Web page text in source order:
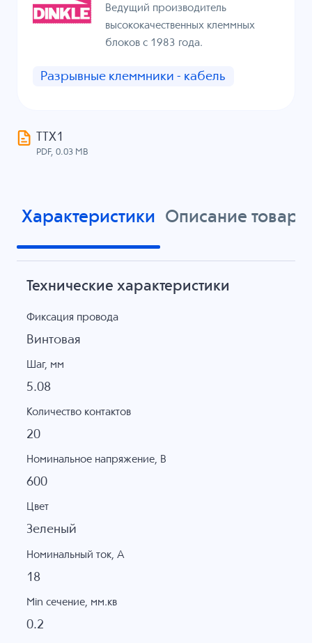
Ведущий производитель
высококачественных клеммных
блоков с 1983 года.
Разрывные клеммники - кабель
ТТХ1
PDF, 0.03 MB
Характеристики Описание товара
Технические характеристики
Фиксация провода
Винтовая
Шаг, мм
5.08
Количество контактов
20
Номинальное напряжение, B
600
Цвет
Зеленый
Номинальный ток, А
18
Min сечение, мм.кв
0.2